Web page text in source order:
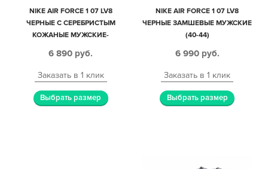
NIKE AIR FORCE 1 07 LV8
ЧЕРНЫЕ С СЕРЕБРИСТЫМ
КОЖАНЫЕ МУЖСКИЕ-
6 890 руб.
Заказать в 1 клик
Выбрать размер
NIKE AIR FORCE 1 07 LV8
ЧЕРНЫЕ ЗАМШЕВЫЕ МУЖСКИЕ
(40-44)
6 990 руб.
Заказать в 1 клик
Выбрать размер